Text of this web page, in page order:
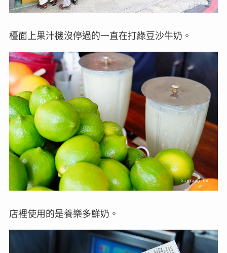
檯面上果汁機沒停過的一直在打綠豆沙牛奶。
店裡使用的是養樂多鮮奶。